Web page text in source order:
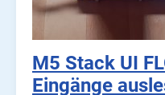
M5 Stack UI
Eingänge